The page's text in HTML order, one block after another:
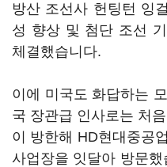
방산 조선사 헌팅턴 잉
성 향상 및 첨단 조선
체결했습니다.
이에 미국도 화답하는
국 장관급 인사로는 처
이 방한해 HD현대중공
사업장을 잇달아 방문